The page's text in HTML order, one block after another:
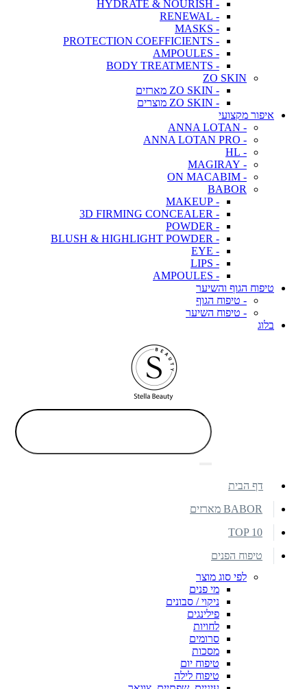
- HYDRATE & NOURISH
- RENEWAL
- MASKS
- PROTECTION COEFFICIENTS
- AMPOULES
- BODY TREATMENTS
ZO SKIN
- ZO SKIN מארזים
- ZO SKIN מוצרים
איפור מקצועי
- ANNA LOTAN
- ANNA LOTAN PRO
- HL
- MAGIRAY
- ON MACABIM
BABOR
- MAKEUP
- 3D FIRMING CONCEALER
- POWDER
- BLUSH & HIGHLIGHT POWDER
- EYE
- LIPS
- AMPOULES
טיפוח הגוף והשיער
- טיפוח הגוף
- טיפוח השיער
בלוג
דף הבית
BABOR מארזים
TOP 10
טיפוח הפנים
לפי סוג מוצר
מי פנים
ניקוי / סבונים
פילינגים
לחויות
סרומים
מסכות
טיפוח יום
טיפוח לילה